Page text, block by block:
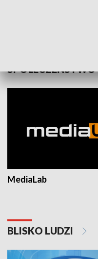
SPOŁECZEŃSTWO
MediaLab
BLISKO LUDZI